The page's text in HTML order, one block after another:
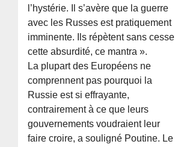
l’hystérie. Il s’avère que la guerre
avec les Russes est pratiquement
imminente. Ils répètent sans cesse
cette absurdité, ce mantra ».
La plupart des Européens ne
comprennent pas pourquoi la
Russie est si effrayante,
contrairement à ce que leurs
gouvernements voudraient leur
faire croire, a souligné Poutine. Le